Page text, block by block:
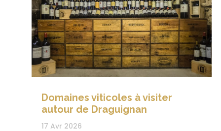
Domaines viticoles à visiter
autour de Draguignan
17 Avr 2026